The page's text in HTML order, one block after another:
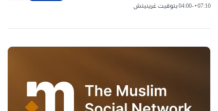
07:10 • -04:00 بتوقيت غرينيتش